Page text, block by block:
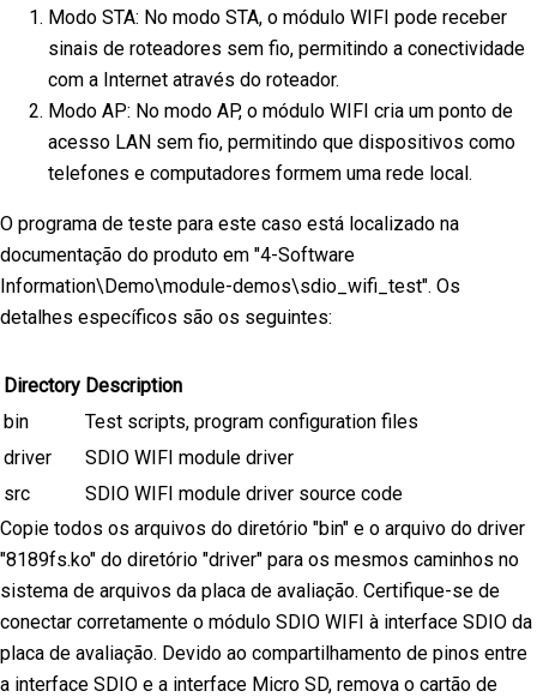
Modo STA: No modo STA, o módulo WIFI pode receber
sinais de roteadores sem fio, permitindo a conectividade
com a Internet através do roteador.
Modo AP: No modo AP, o módulo WIFI cria um ponto de
acesso LAN sem fio, permitindo que dispositivos como
telefones e computadores formem uma rede local.
O programa de teste para este caso está localizado na
documentação do produto em "4-Software
Information\Demo\module-demos\sdio_wifi_test". Os
detalhes específicos são os seguintes:
Directory Description
bin
Test scripts, program configuration files
driver
SDIO WIFI module driver
src
SDIO WIFI module driver source code
Copie todos os arquivos do diretório "bin" e o arquivo do driver
"8189fs.ko" do diretório "driver" para os mesmos caminhos no
sistema de arquivos da placa de avaliação. Certifique-se de
conectar corretamente o módulo SDIO WIFI à interface SDIO da
placa de avaliação. Devido ao compartilhamento de pinos entre
a interface SDIO e a interface Micro SD, remova o cartão de